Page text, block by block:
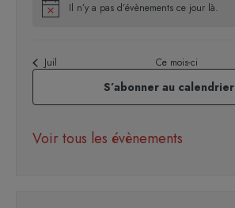
Notice Il n’y a pas d’évènements ce jour là.
Juil Ce mois-ci
S’abonner au calendrier
Voir tous les évènements